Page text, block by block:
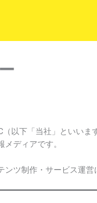
以下「当社」といい
ディアです。
ツ制作・サービス運営